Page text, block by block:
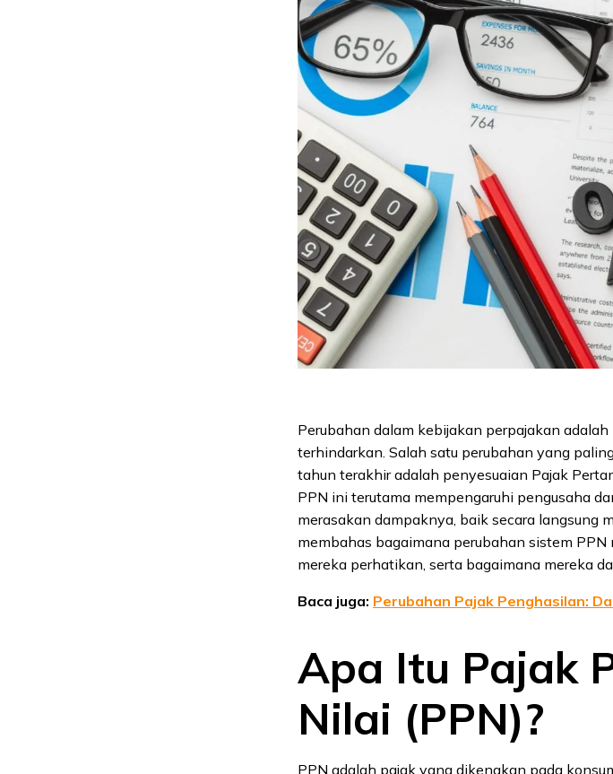
Perubahan dalam kebijakan perpajakan
terhindarkan. Salah satu perubahan yang
tahun terakhir adalah penyesuaian Pajak
PPN ini terutama mempengaruhi pengusaha
merasakan dampaknya, baik secara langsung
membahas bagaimana perubahan sistem
mereka perhatikan, serta bagaimana mereka
Baca juga: Perubahan Pajak Penghasilan:
Apa Itu Pajak
Nilai (PPN)?
PPN adalah pajak yang dikenakan pada